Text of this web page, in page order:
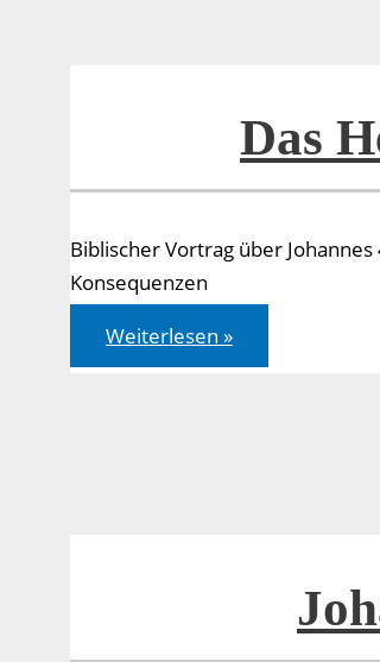
Das
Biblischer Vortrag über
Konsequenzen
Das
Heil
von
Weiterlesen »